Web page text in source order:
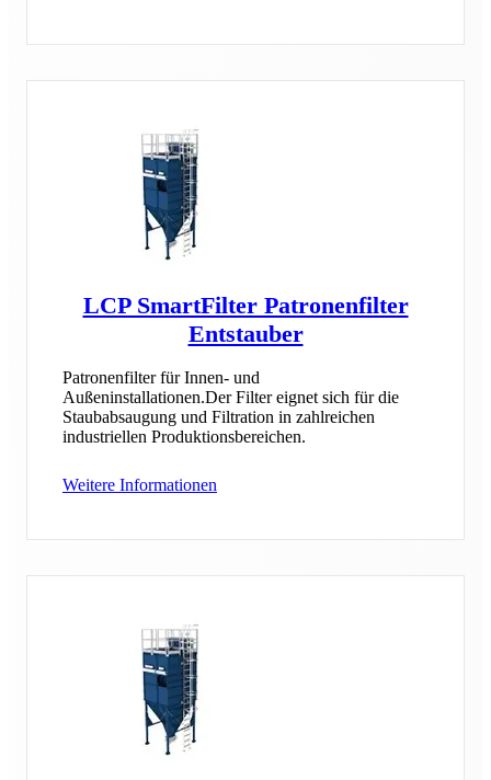
LCP SmartFilter Patronenfilter
Entstauber
Patronenfilter für Innen- und
Außeninstallationen.Der Filter eignet sich für die
Staubabsaugung und Filtration in zahlreichen
industriellen Produktionsbereichen.
Weitere Informationen